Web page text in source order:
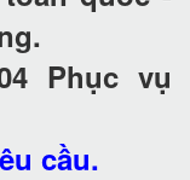
Phục vụ
cầu.